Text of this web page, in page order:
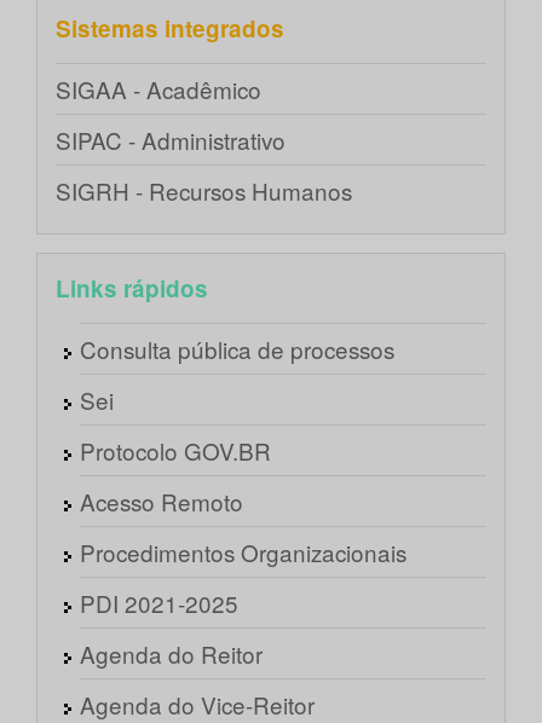
Sistemas integrados
SIGAA - Acadêmico
SIPAC - Administrativo
SIGRH - Recursos Humanos
Links rápidos
Consulta pública de processos
Sei
Protocolo GOV.BR
Acesso Remoto
Procedimentos Organizacionais
PDI 2021-2025
Agenda do Reitor
Agenda do Vice-Reitor